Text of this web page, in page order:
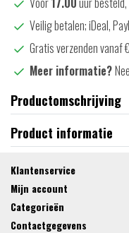
Veilig betalen; iDeal,
Gratis verzenden vanaf
Meer informatie?
Productomschrijving
Product informatie
Klantenservice
Mijn account
Categorieën
Contactgegevens